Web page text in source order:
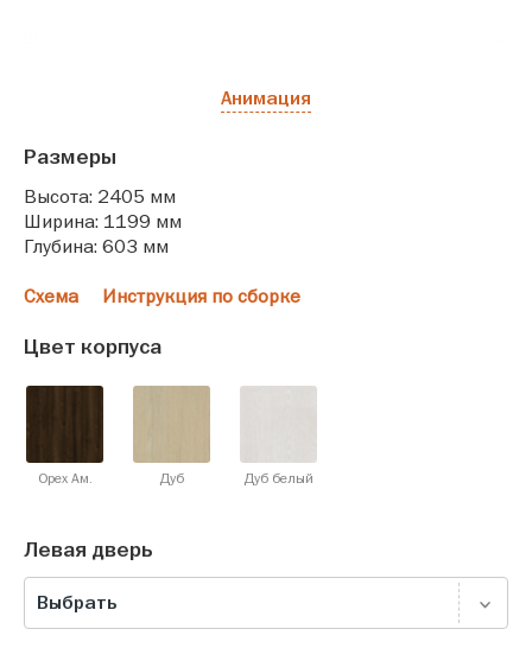
Анимация
Размеры
Высота: 2405 мм
Ширина: 1199 мм
Глубина: 603 мм
Схема Инструкция по сборке
Цвет корпуса
Орех Ам. Дуб Дуб белый
Левая дверь
Выбрать